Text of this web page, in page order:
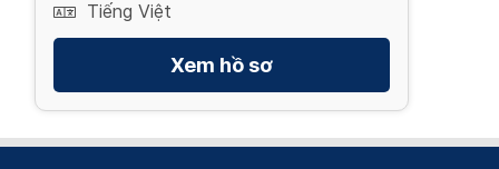
Tiếng Việt
Xem hồ sơ